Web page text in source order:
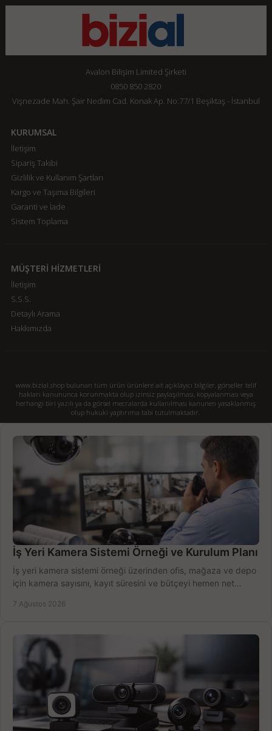
Avalon Bilişim Limited Şirketi
0850 850 2820
Vişnezade Mah. Şair Nedim Cad. Konak Ap. No:77/1 Beşiktaş - İstanbul
KURUMSAL
İletişim
Sipariş Takibi
Gizlilik ve Kullanım Şartları
Kargo ve Taşıma Bilgileri
Garanti ve İade
Sistem Toplama
MÜŞTERİ HİZMETLERİ
İletişim
S.S.S.
Detaylı Arama
Hakkımızda
www.bizial.shop bulunan tüm ürün ürünlere ait açıklayıcı bilgiler, görseller telif
hakları kanununca korunmakta olup izinsiz paylaşılması, kopyalanması veya
herhangi biri yazılı ya da görsel mecralarda kullanılması kanunen yasaklanmış
olup hukuki yaptırıma tabi tutulmaktadır.
İş Yeri Kamera Sistemi Örneği ve Kurulum Planı
İş yeri kamera sistemi örneği üzerinden ofis, mağaza ve depo
için kamera sayısını, kayıt süresini ve bütçeyi hemen net
7 Ağustos 2026